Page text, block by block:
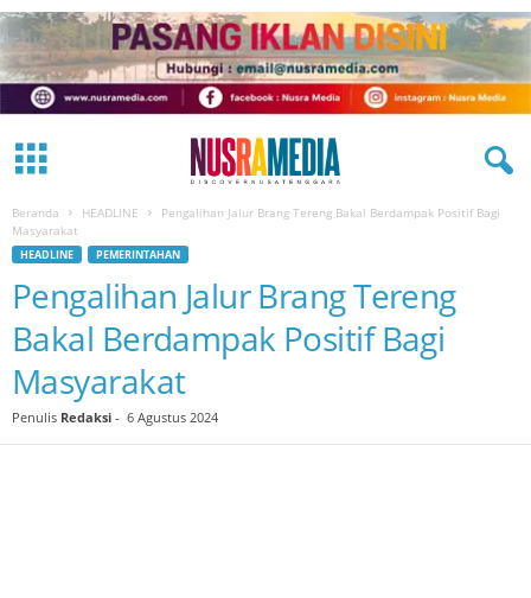
Beranda HEADLINE
Pengalihan Jalur Brang Tereng Bakal Berdampak Positif Bagi
Masyarakat
HEADLINE PEMERINTAHAN
Pengalihan Jalur Brang Tereng
Bakal Berdampak Positif Bagi
Masyarakat
Penulis Redaksi - 6 Agustus 2024